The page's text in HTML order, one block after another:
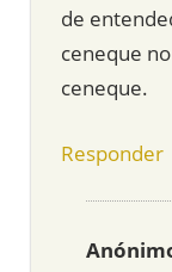
de
ceneque
ceneque.
Responder